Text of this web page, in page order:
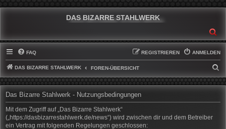
DAS BIZARRE STAHLWERK
FAQ ANMELDEN
REGISTRIEREN
DAS BIZARRE STAHLWERK FOREN-ÜBERSICHT
U
H
Das Bizarre Stahlwerk - Nutzungsbedingungen
Mit dem Zugriff auf „Das Bizarre Stahlwerk“
(„https://dasbizarrestahlwerk.de/news“) wird zwischen dir und dem Betreiber
ein Vertrag mit folgenden Regelungen geschlossen: